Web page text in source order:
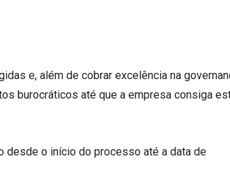
e, além de cobrar excelência na
burocráticos até que a empresa consiga
desde o início do processo até a data de